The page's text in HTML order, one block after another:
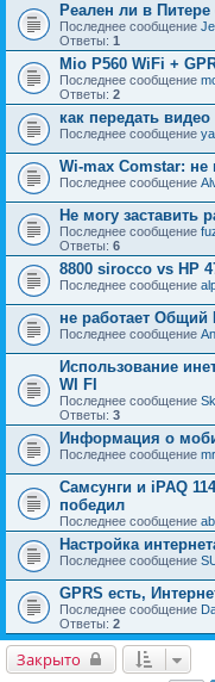
Реален ли в Питере
Последнее сообщение
Ответы: 1
Mio P560 WiFi +
Последнее сообщение
Ответы: 2
как передать
Последнее сообщение
Wi-max Comstar: не
Последнее сообщение
Не могу заставить
Последнее сообщение
Ответы: 6
8800 sirocco vs HP
Последнее сообщение
не работает Общий
Последнее сообщение
Использование
WI FI
Последнее сообщение
Ответы: 3
Информация о
Последнее сообщение
Самсунги и iPAQ
победил
Последнее сообщение
Настройка
Последнее сообщение
GPRS есть,
Последнее сообщение
Ответы: 2
Закрыто